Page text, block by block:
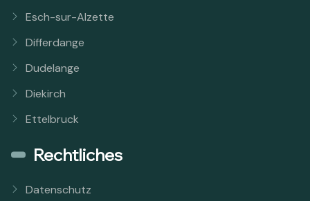
Esch-sur-Alzette
Differdange
Dudelange
Diekirch
Ettelbruck
Rechtliches
Datenschutz